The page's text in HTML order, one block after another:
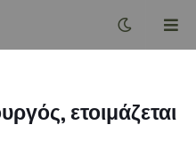
ετοιμάζεται